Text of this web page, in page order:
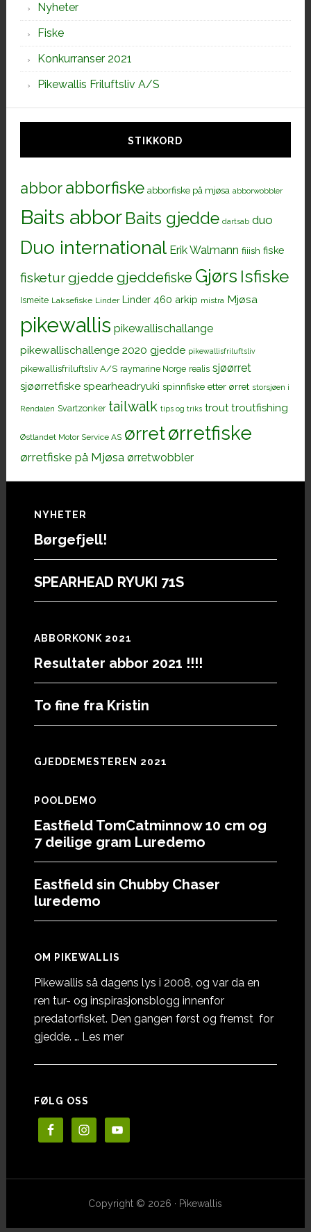
Nyheter
Fiske
Konkurranser 2021
Pikewallis Friluftsliv A/S
STIKKORD
abborabborfiske abborfiske på mjøsa abborwobbler
Baits abbor Baits gjedde dartsab duo
Duo international Erik Walmann fiiish fiske
fisketurgjedde gjeddefiske Gjørs Isfiske
Ismeite Laksefiske Linder Linder 460 arkip mistra Mjøsa
pikewallis pikewallischallange
pikewallischallenge 2020 gjedde pikewallisfriluftsliv
pikewallisfriluftsliv A/S raymarine Norge realis sjøørret
sjøørretfiske spearheadryuki spinnfiske etter ørret storsjøen i
Rendalen Svartzonker tailwalk tips og triks trout troutfishing
Østlandet Motor Service AS ørretørretfiske
ørretfiske på Mjøsa ørretwobbler
Footer
NYHETER
Børgefjell!
SPEARHEAD RYUKI 71S
ABBORKONK 2021
Resultater abbor 2021 !!!!
To fine fra Kristin
GJEDDEMESTEREN 2021
POOLDEMO
Eastfield TomCatminnow 10 cm og
7 deilige gram Luredemo
Eastfield sin Chubby Chaser
luredemo
OM PIKEWALLIS
Pikewallis så dagens lys i 2008, og var da en
ren tur- og inspirasjonsblogg innenfor
predatorfisket. Den gangen først og fremst for
gjedde. … Les meromOm
FØLG OSS
Copyright © 2026 · Pikewallis